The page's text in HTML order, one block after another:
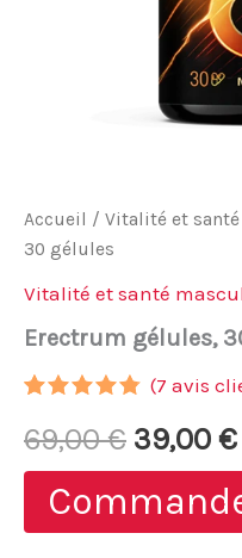
Accueil / Vitalité et
30 gélules
Vitalité et santé
Erectrum gélules,
sur 5
basé
sur
notations
client
(7 avis
69,00€ Le
prix
initial
39,00 €